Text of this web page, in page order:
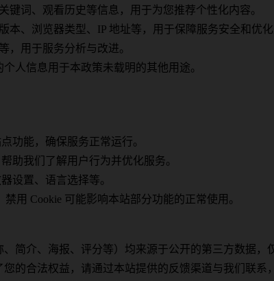
键词、观看历史等信息，用于为您推荐个性化内容。
本、浏览器类型、IP 地址等，用于保障服务安全和优化
，用于服务分析与改进。
人信息用于本政策未载明的其他用途。
功能，确保服务正常运行。
助我们了解用户行为并优化服务。
设置、语言选择等。
用 Cookie 可能影响本站部分功能的正常使用。
简介、海报、评分等）均来源于公开的第三方数据，
的合法权益，请通过本站提供的反馈渠道与我们联系